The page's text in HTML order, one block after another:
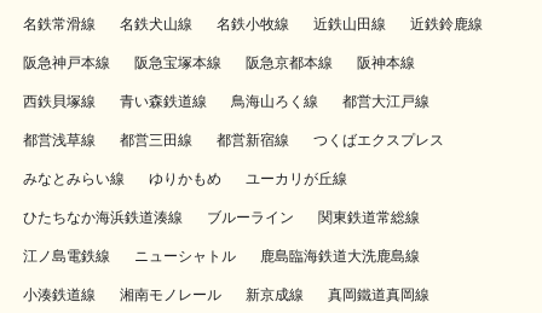
名鉄常滑線 名鉄犬山線 名鉄小牧線 近鉄山田線 近鉄鈴鹿線
阪急神戸本線 阪急宝塚本線 阪急京都本線 阪神本線
西鉄貝塚線 青い森鉄道線 鳥海山ろく線 都営大江戸線
都営浅草線 都営三田線 都営新宿線 つくばエクスプレス
みなとみらい線 ゆりかもめ ユーカリが丘線
ひたちなか海浜鉄道湊線 ブルーライン 関東鉄道常総線
江ノ島電鉄線 ニューシャトル 鹿島臨海鉄道大洗鹿島線
小湊鉄道線 湘南モノレール 新京成線 真岡鐵道真岡線